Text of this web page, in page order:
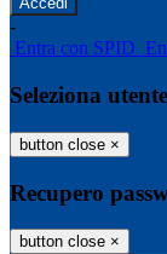
-
Entra con SPID
Seleziona utente
button close ×
Recupero
button close ×